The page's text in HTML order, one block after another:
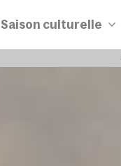
Saison culturelle